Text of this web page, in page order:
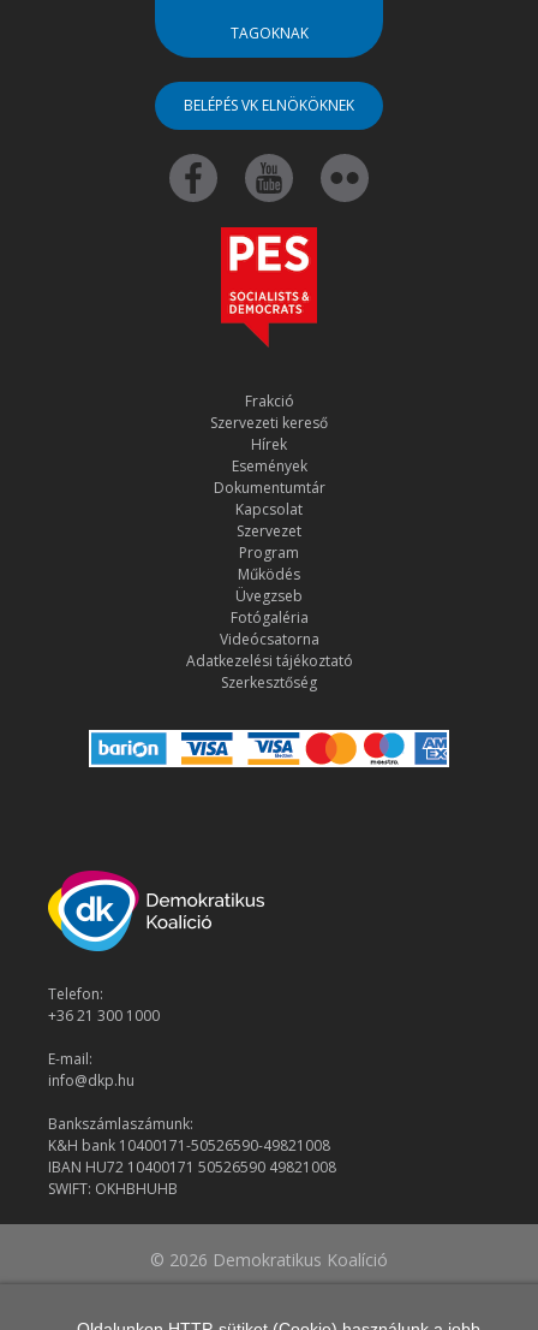
TAGOKNAK
BELÉPÉS VK ELNÖKÖKNEK
Frakció
Szervezeti kereső
Hírek
Események
Dokumentumtár
Kapcsolat
Szervezet
Program
Működés
Üvegzseb
Fotógaléria
Videócsatorna
Adatkezelési tájékoztató
Szerkesztőség
Telefon:
+36 21 300 1000
E-mail:
info@dkp.hu
Bankszámlaszámunk:
K&H bank 10400171-50526590-49821008
IBAN HU72 10400171 50526590 49821008
SWIFT: OKHBHUHB
© 2026 Demokratikus Koalíció